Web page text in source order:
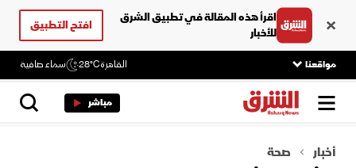
اقرأ هذه المقالة في تطبيق الشرق
للأخبار
افتح التطبيق
مواقعنا القاهرة28°C سماء صافية
مباشر
أخبار صحة